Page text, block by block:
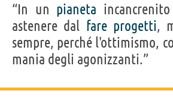
“In un pianeta
astenere dal fare progetti,
sempre, perché l'ottimismo,
mania degli agonizzanti.”